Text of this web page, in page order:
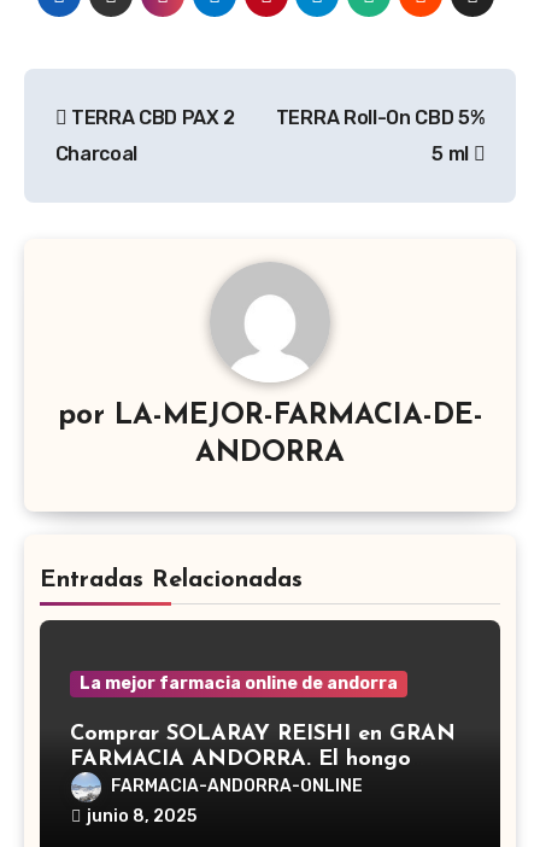
de
entradas
TERRA CBD PAX 2
Charcoal
TERRA Roll-On CBD 5%
5 ml
por LA-MEJOR-FARMACIA-DE-
ANDORRA
Entradas Relacionadas
La mejor farmacia online de andorra
Comprar SOLARAY REISHI en GRAN
FARMACIA ANDORRA. El hongo
Reishi, cuyo nombre científico es
Ganoderma lucidum, es un hongo
FARMACIA-ANDORRA-ONLINE
junio 8, 2025